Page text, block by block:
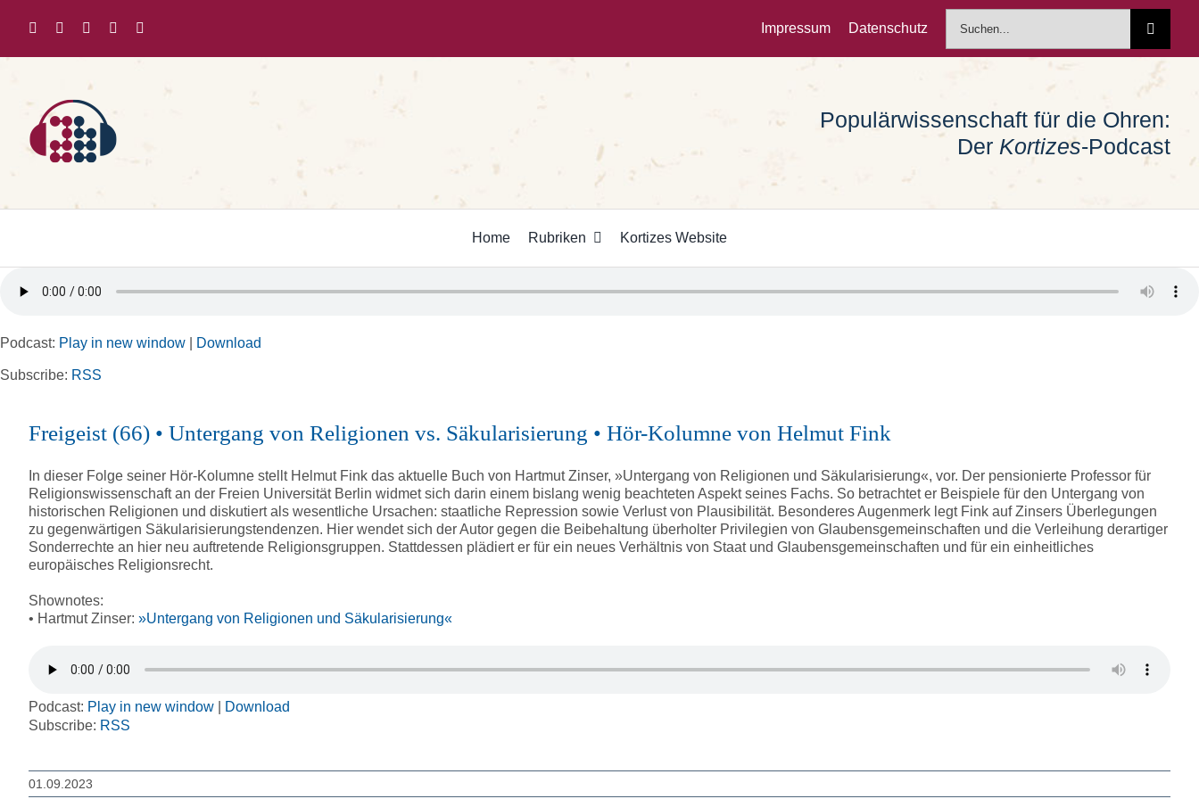
Inhalt
Impressum Datenschutz
nach:
Populärwissenschaft für die Ohren:
Der Kortizes-Podcast
Home Rubriken Kortizes Website
Podcast: Play in new window Download
Subscribe: RSS
Freigeist (66) • Untergang von Religionen vs. Säkularisierung • Hör-Kolumne von Helmut Fink
In dieser Folge seiner Hör-Kolumne stellt Helmut Fink das aktuelle Buch von Hartmut Zinser, »Untergang von Religionen und Säkularisierung«, vor. Der pensionierte Professor für
Religionswissenschaft an der Freien Universität Berlin widmet sich darin einem bislang wenig beachteten Aspekt seines Fachs. So betrachtet er Beispiele für den Untergang von
historischen Religionen und diskutiert als wesentliche Ursachen: staatliche Repression sowie Verlust von Plausibilität. Besonderes Augenmerk legt Fink auf Zinsers Überlegungen
zu gegenwärtigen Säkularisierungstendenzen. Hier wendet sich der Autor gegen die Beibehaltung überholter Privilegien von Glaubensgemeinschaften und die Verleihung derartiger
Sonderrechte an hier neu auftretende Religionsgruppen. Stattdessen plädiert er für ein neues Verhältnis von Staat und Glaubensgemeinschaften und für ein einheitliches
europäisches Religionsrecht.
Shownotes:
• Hartmut Zinser: »Untergang von Religionen und Säkularisierung«
Podcast: Play in new window
Download
Subscribe: RSS
01.09.2023